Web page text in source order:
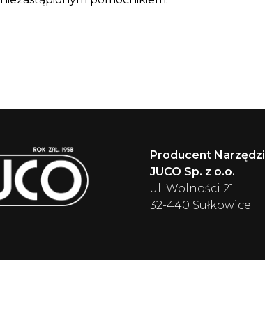
Producent Narzędzi
JUCO Sp. z o.o.
ul. Wolności 21
32-440 Sułkowice